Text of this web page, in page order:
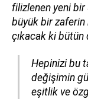
filizlenen yeni
büyük bir
çıkacak ki bütün
Hepinizi bu
değişimin
eşitlik ve